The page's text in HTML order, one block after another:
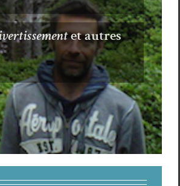
et autres